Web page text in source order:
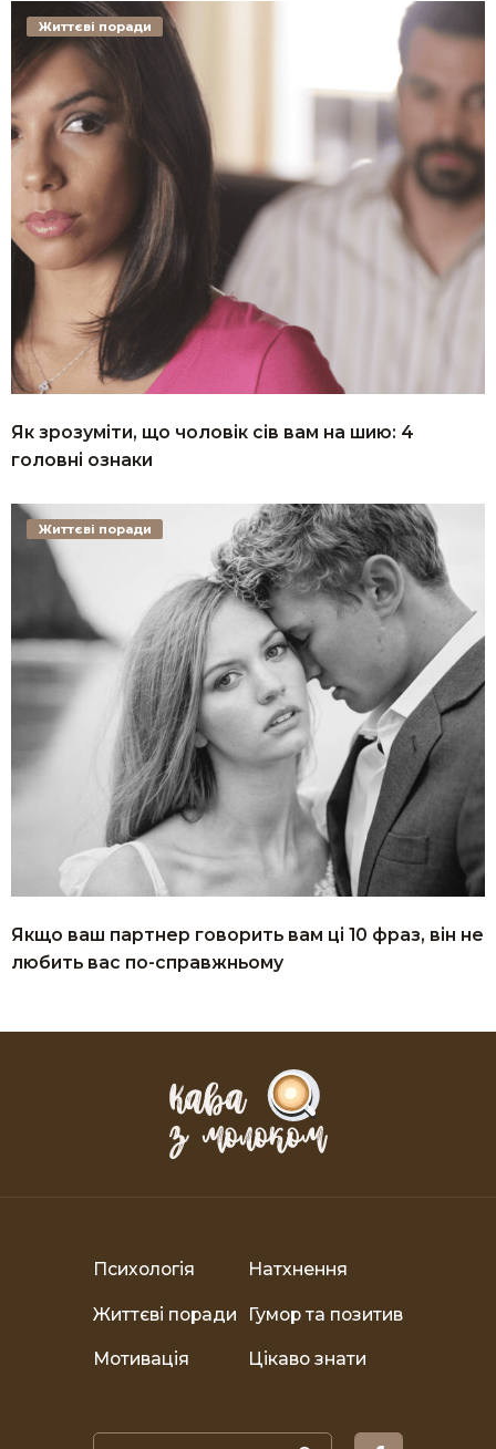
Як зрозуміти, що чоловік сів вам на шию: 4
головні ознаки
Життєві поради
Якщо ваш партнер говорить вам ці 10 фраз, він не
любить вас по-справжньому
Життєві поради
Психологія Натхнення
Життєві поради Гумор та позитив
Мотивація Цікаво знати